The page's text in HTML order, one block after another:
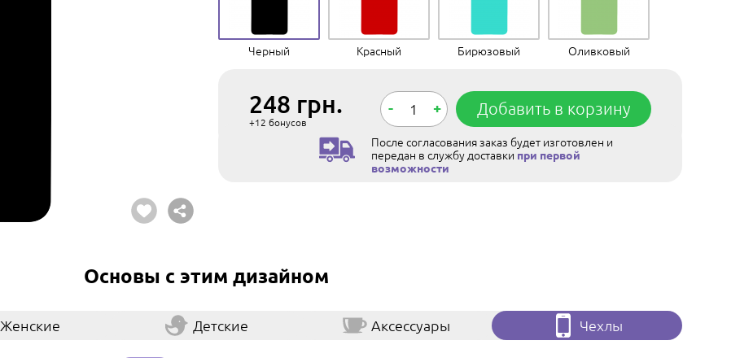
Черный Красный Бирюзовый Оливковый
248 грн.
+12 бонусов
- + Добавить в корзину
После согласования заказ будет изготовлен и
передан в службу доставки при первой
возможности
Основы с этим дизайном
Женские Детские Аксессуары Чехлы